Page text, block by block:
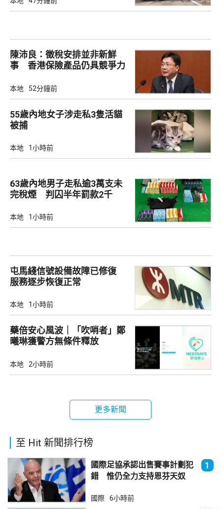
陳沛良：徵稅安排並非新鮮
事 香港保險產品仍具競爭力
本地 52分鐘前
55歲內地女子涉走私3隻活貓
被捕
本地 1小時前
63歲內地男子走私逾3萬支未
完稅煙 判囚半年罰款2千
本地 1小時前
屯馬綫信號設備故障已修復
服務逐步恢復正常
本地 1小時前
藥倍安心風波｜「吹哨者」鄭
曦琳獲警方無條件釋放
本地 2小時前
更多新聞
至 Hit 新聞排行榜
國際足協承認出售賽事計劃犯
錯 惟仍全力支持恩芬天奴
1
國際 6小時前